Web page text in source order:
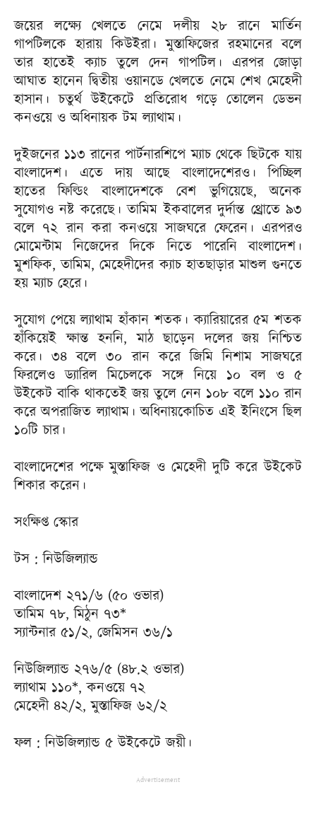
জয়ের লক্ষ্যে খেলতে নেমে দলীয় ২৮ রানে মার্তিন
গাপটিলকে হারায় কিউইরা। মুস্তাফিজের রহমানের বলে
তার হাতেই ক্যাচ তুলে দেন গাপটিল। এরপর জোড়া
আঘাত হানেন দ্বিতীয় ওয়ানডে খেলতে নেমে শেখ মেহেদী
হাসান। চতুর্থ উইকেটে প্রতিরোধ গড়ে তোলেন ডেভন
কনওয়ে ও অধিনায়ক টম ল্যাথাম।
দুইজনের ১১৩ রানের পার্টনারশিপে ম্যাচ থেকে ছিটকে যায়
বাংলাদেশ। এতে দায় আছে বাংলাদেশেরও। পিচ্ছিল
হাতের ফিল্ডিং বাংলাদেশকে বেশ ভুগিয়েছে, অনেক
সুযোগও নষ্ট করেছে। তামিম ইকবালের দুর্দান্ত থ্রোতে ৯৩
বলে ৭২ রান করা কনওয়ে সাজঘরে ফেরেন। এরপরও
মোমেন্টাম নিজেদের দিকে নিতে পারেনি বাংলাদেশ।
মুশফিক, তামিম, মেহেদীদের ক্যাচ হাতছাড়ার মাশুল গুনতে
হয় ম্যাচ হেরে।
সুযোগ পেয়ে ল্যাথাম হাঁকান শতক। ক্যারিয়ারের ৫ম শতক
হাঁকিয়েই ক্ষান্ত হননি, মাঠ ছাড়েন দলের জয় নিশ্চিত
করে। ৩৪ বলে ৩০ রান করে জিমি নিশাম সাজঘরে
ফিরলেও ড্যারিল মিচেলকে সঙ্গে নিয়ে ১০ বল ও ৫
উইকেট বাকি থাকতেই জয় তুলে নেন ১০৮ বলে ১১০ রান
করে অপরাজিত ল্যাথাম। অধিনায়কোচিত এই ইনিংসে ছিল
১০টি চার।
বাংলাদেশের পক্ষে মুস্তাফিজ ও মেহেদী দুটি করে উইকেট
শিকার করেন।
সংক্ষিপ্ত স্কোর
টস : নিউজিল্যান্ড
বাংলাদেশ ২৭১/৬ (৫০ ওভার)
তামিম ৭৮, মিঠুন ৭৩*
স্যান্টনার ৫১/২, জেমিসন ৩৬/১
নিউজিল্যান্ড ২৭৬/৫ (৪৮.২ ওভার)
ল্যাথাম ১১০*, কনওয়ে ৭২
মেহেদী ৪২/২, মুস্তাফিজ ৬২/২
ফল : নিউজিল্যান্ড ৫ উইকেটে জয়ী।
Advertisement